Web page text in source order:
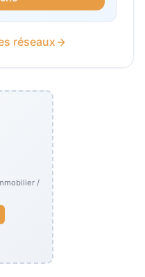
réseaux
/